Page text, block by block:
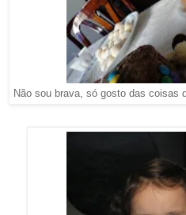
Não sou brava, só gosto das